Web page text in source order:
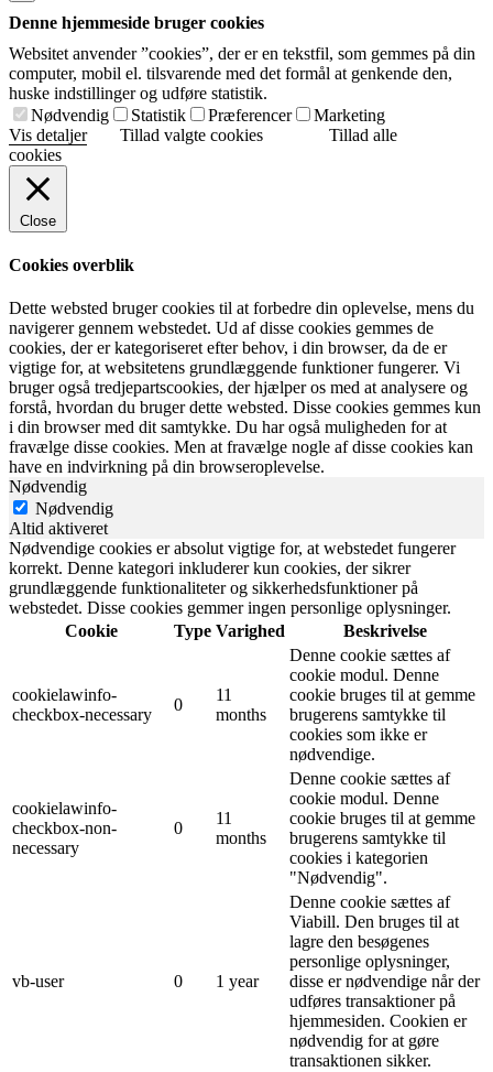
Denne hjemmeside bruger cookies
Websitet anvender ”cookies”, der er en tekstfil, som gemmes på din
computer, mobil el. tilsvarende med det formål at genkende den,
huske indstillinger og udføre statistik.
Nødvendig
Statistik Præferencer
Marketing
Vis detaljer
Tillad valgte cookies
Tillad alle
cookies
Close
Cookies overblik
Dette websted bruger cookies til at forbedre din oplevelse, mens du
navigerer gennem webstedet. Ud af disse cookies gemmes de
cookies, der er kategoriseret efter behov, i din browser, da de er
vigtige for, at websitetens grundlæggende funktioner fungerer. Vi
bruger også tredjepartscookies, der hjælper os med at analysere og
forstå, hvordan du bruger dette websted. Disse cookies gemmes kun
i din browser med dit samtykke. Du har også muligheden for at
fravælge disse cookies. Men at fravælge nogle af disse cookies kan
have en indvirkning på din browseroplevelse.
Nødvendig
Nødvendig
Altid aktiveret
Nødvendige cookies er absolut vigtige for, at webstedet fungerer
korrekt. Denne kategori inkluderer kun cookies, der sikrer
grundlæggende funktionaliteter og sikkerhedsfunktioner på
webstedet. Disse cookies gemmer ingen personlige oplysninger.
Cookie
Type Varighed Beskrivelse
cookielawinfo-
checkbox-necessary
0
11
months
Denne cookie sættes af
cookie modul. Denne
cookie bruges til at gemme
brugerens samtykke til
cookies som ikke er
nødvendige.
cookielawinfo-
checkbox-non-
necessary
0
11
months
Denne cookie sættes af
cookie modul. Denne
cookie bruges til at gemme
brugerens samtykke til
cookies i kategorien
"Nødvendig".
vb-user 0 1 year
Denne cookie sættes af
Viabill. Den bruges til at
lagre den besøgenes
personlige oplysninger,
disse er nødvendige når der
udføres transaktioner på
hjemmesiden. Cookien er
nødvendig for at gøre
transaktionen sikker.